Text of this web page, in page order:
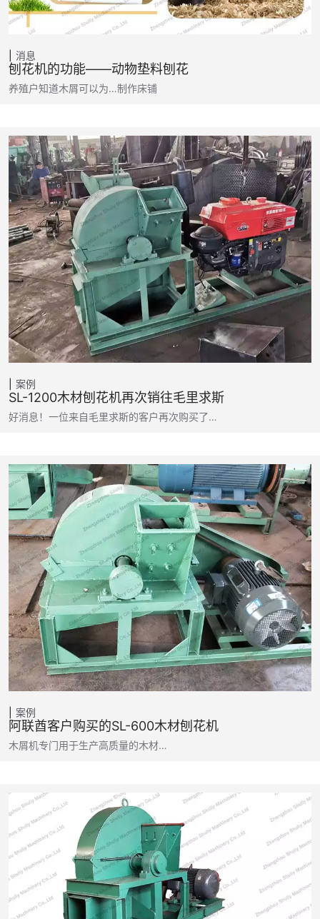
消息
刨花机的功能——动物垫料刨花
养殖户知道木屑可以为…制作床铺
案例
SL-1200木材刨花机再次销往毛里求斯
好消息！一位来自毛里求斯的客户再次购买了…
案例
阿联酋客户购买的SL-600木材刨花机
木屑机专门用于生产高质量的木材…